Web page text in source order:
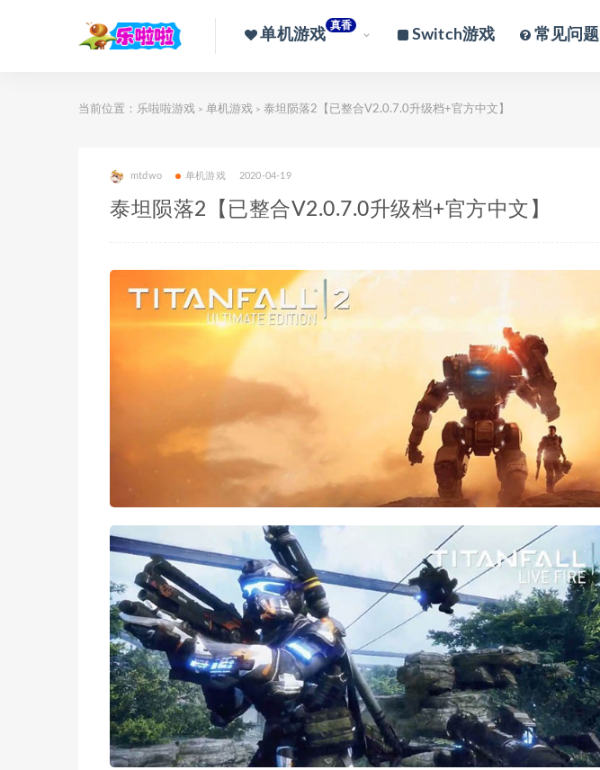
单机游戏
真香
Switch游戏 常见问题
当前位置： 乐啦啦游戏 > 单机游戏 > 泰坦陨落2【已整合V2.0.7.0升级档+官方中文】
mtdwo 单机游戏 2020-04-19
泰坦陨落2【已整合V2.0.7.0升级档+官方中文】